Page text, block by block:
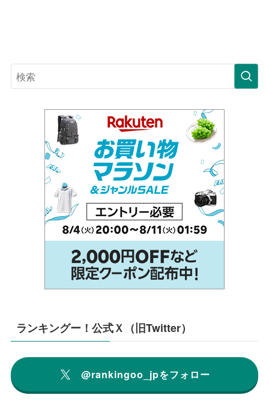
ランキングー！公式Ｘ（旧Twitter）
@rankingoo_jpをフォロー